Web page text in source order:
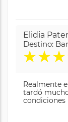
Elidia
Destino:
★★★
Realmente
tardó
condiciones